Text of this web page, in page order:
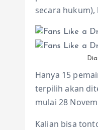
secara
Hanya 15
terpilih akan
mulai 28
Kalian bisa